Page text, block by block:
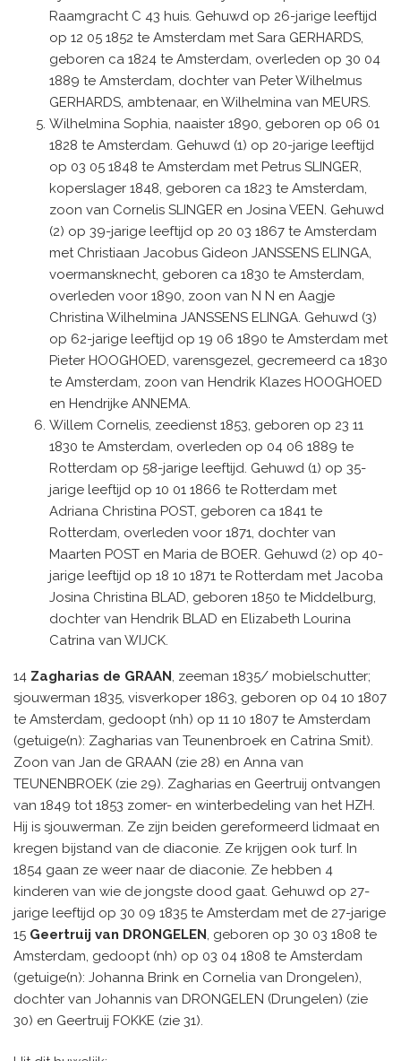
Raamgracht C 43 huis. Gehuwd op 26-jarige leeftijd
op 12 05 1852 te Amsterdam met Sara GERHARDS,
geboren ca 1824 te Amsterdam, overleden op 30 04
1889 te Amsterdam, dochter van Peter Wilhelmus
GERHARDS, ambtenaar, en Wilhelmina van MEURS.
Wilhelmina Sophia, naaister 1890, geboren op 06 01
1828 te Amsterdam. Gehuwd (1) op 20-jarige leeftijd
op 03 05 1848 te Amsterdam met Petrus SLINGER,
koperslager 1848, geboren ca 1823 te Amsterdam,
zoon van Cornelis SLINGER en Josina VEEN. Gehuwd
(2) op 39-jarige leeftijd op 20 03 1867 te Amsterdam
met Christiaan Jacobus Gideon JANSSENS ELINGA,
voermansknecht, geboren ca 1830 te Amsterdam,
overleden voor 1890, zoon van N N en Aagje
Christina Wilhelmina JANSSENS ELINGA. Gehuwd (3)
op 62-jarige leeftijd op 19 06 1890 te Amsterdam met
Pieter HOOGHOED, varensgezel, gecremeerd ca 1830
te Amsterdam, zoon van Hendrik Klazes HOOGHOED
en Hendrijke ANNEMA.
Willem Cornelis, zeedienst 1853, geboren op 23 11
1830 te Amsterdam, overleden op 04 06 1889 te
Rotterdam op 58-jarige leeftijd. Gehuwd (1) op 35-
jarige leeftijd op 10 01 1866 te Rotterdam met
Adriana Christina POST, geboren ca 1841 te
Rotterdam, overleden voor 1871, dochter van
Maarten POST en Maria de BOER. Gehuwd (2) op 40-
jarige leeftijd op 18 10 1871 te Rotterdam met Jacoba
Josina Christina BLAD, geboren 1850 te Middelburg,
dochter van Hendrik BLAD en Elizabeth Lourina
Catrina van WIJCK.
14 Zagharias de GRAAN , zeeman 1835/ mobielschutter;
sjouwerman 1835, visverkoper 1863, geboren op 04 10 1807
te Amsterdam, gedoopt (nh) op 11 10 1807 te Amsterdam
(getuige(n): Zagharias van Teunenbroek en Catrina Smit).
Zoon van Jan de GRAAN (zie 28) en Anna van
TEUNENBROEK (zie 29). Zagharias en Geertruij ontvangen
van 1849 tot 1853 zomer- en winterbedeling van het HZH.
Hij is sjouwerman. Ze zijn beiden gereformeerd lidmaat en
kregen bijstand van de diaconie. Ze krijgen ook turf. In
1854 gaan ze weer naar de diaconie. Ze hebben 4
kinderen van wie de jongste dood gaat. Gehuwd op 27-
jarige leeftijd op 30 09 1835 te Amsterdam met de 27-jarige
15 Geertruij van DRONGELEN , geboren op 30 03 1808 te
Amsterdam, gedoopt (nh) op 03 04 1808 te Amsterdam
(getuige(n): Johanna Brink en Cornelia van Drongelen),
dochter van Johannis van DRONGELEN (Drungelen) (zie
30) en Geertruij FOKKE (zie 31).